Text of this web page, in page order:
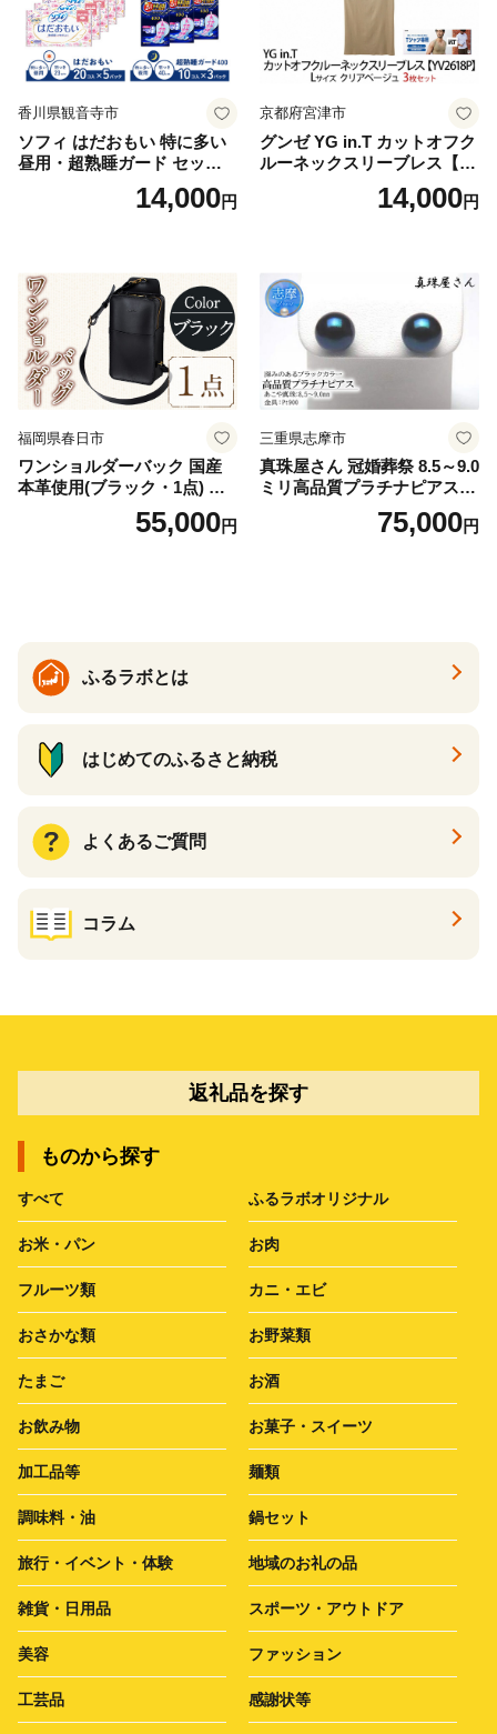
香川県観音寺市
ソフィ はだおもい 特に多い
昼用・超熟睡ガード セット
羽付き ナプキン 生理用品 サ
ニタリー ユニ・チャーム
14,000円
京都府宮津市
グンゼ YG in.T カットオフク
ルーネックスリーブレス【Y
V2618P】Lサイズ クリアベ
ージュ3枚セット [№5716-04
14,000円
福岡県春日市
ワンショルダーバック 国産
本革使用(ブラック・1点) 鞄
バック バッグ カバン レザー
国産 日本製 牛革 黒 革 革製
55,000円
三重県志摩市
真珠屋さん 冠婚葬祭 8.5～9.0
ミリ高品質プラチナピアス P
t900 志摩産アコヤ真珠 ブラ
ックパール 黒真珠75,000円
ふるラボとは
はじめてのふるさと納税
よくあるご質問
コラム
返礼品を探す
ものから探す
すべて ふるラボオリジナル
お米・パン お肉
フルーツ類 カニ・エビ
おさかな類 お野菜類
たまご お酒
お飲み物 お菓子・スイーツ
加工品等 麺類
調味料・油 鍋セット
旅行・イベント・体験 地域のお礼の品
雑貨・日用品 スポーツ・アウトドア
美容 ファッション
工芸品 感謝状等